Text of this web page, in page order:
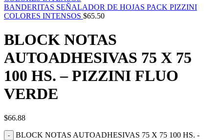
BANDERITAS SEÑALADOR DE HOJAS PACK PIZZINI
COLORES INTENSOS $65.50
BLOCK NOTAS
AUTOADHESIVAS 75 X 75
100 HS. – PIZZINI FLUO
VERDE
$66.88
BLOCK NOTAS AUTOADHESIVAS 75 X 75 100 HS. -